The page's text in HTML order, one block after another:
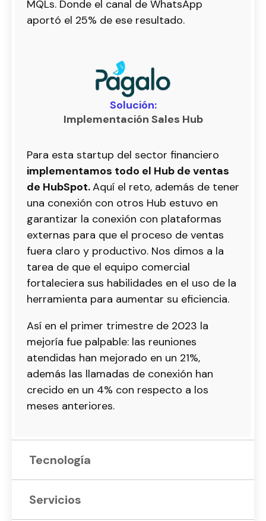
MQLs. Donde el canal de WhatsApp
aportó el 25% de ese resultado.
Solución:
Implementación Sales Hub
Para esta startup del sector financiero
implementamos todo el Hub de ventas
de HubSpot.Aquí el reto, además de tener
una conexión con otros Hub estuvo en
garantizar la conexión con plataformas
externas para que el proceso de ventas
fuera claro y productivo. Nos dimos a la
tarea de que el equipo comercial
fortaleciera sus habilidades en el uso de la
herramienta para aumentar su eficiencia.
Así en el primer trimestre de 2023 la
mejoría fue palpable: las reuniones
atendidas han mejorado en un 21%,
además las llamadas de conexión han
crecido en un 4% con respecto a los
meses anteriores.
Tecnología
Servicios